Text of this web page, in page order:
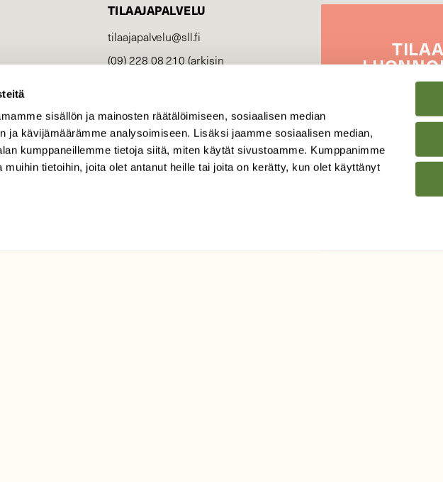
sisällön ja mainosten räätälöimiseen, sosiaalisen median
ja kävijämäärämme analysoimiseen. Lisäksi jaamme sosiaalisen median,
kumppaneillemme tietoja siitä, miten käytät sivustoamme. Kumppanimme
muihin tietoihin, joita olet antanut heille tai joita on kerätty, kun olet käyttänyt
TILAAJAPALVELU
tilaajapalvelu@sll.fi
(09) 228 08 210 (arkisin
Luonto/tilaajapalvelu
Sörnäistenkatu 1
00580 Helsinki
Hyväksyn
uutiskirjeen